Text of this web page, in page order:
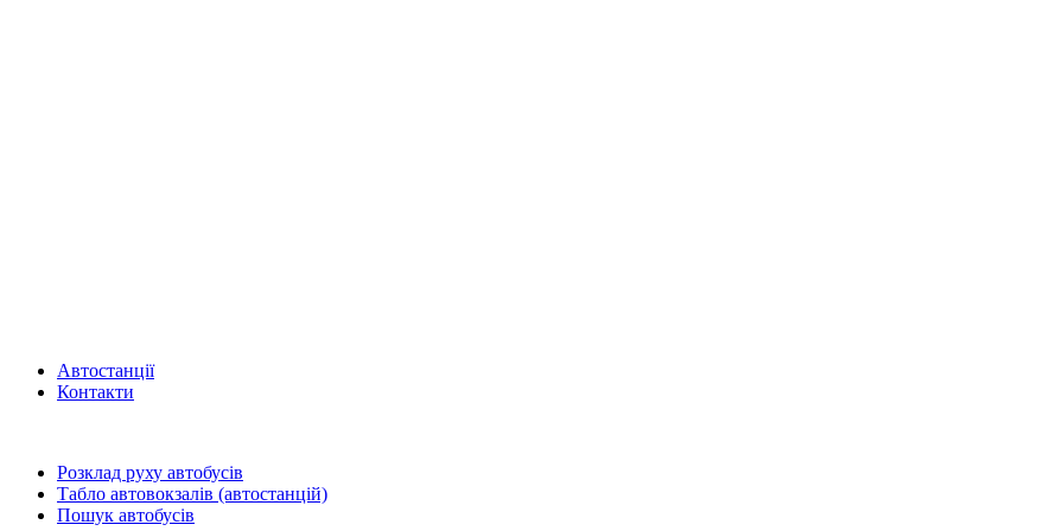
Автостанції
Контакти
Розклад руху автобусів
Табло автовокзалів (автостанцій)
Пошук автобусів